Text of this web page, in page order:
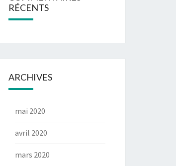
RÉCENTS
ARCHIVES
mai 2020
avril 2020
mars 2020